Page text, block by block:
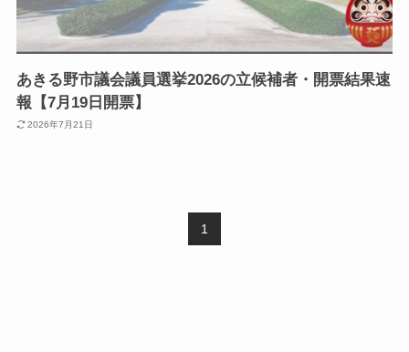
あきる野市議会議員選挙2026の立候補者・開票結果速
報【7月19日開票】
2026年7月21日
1